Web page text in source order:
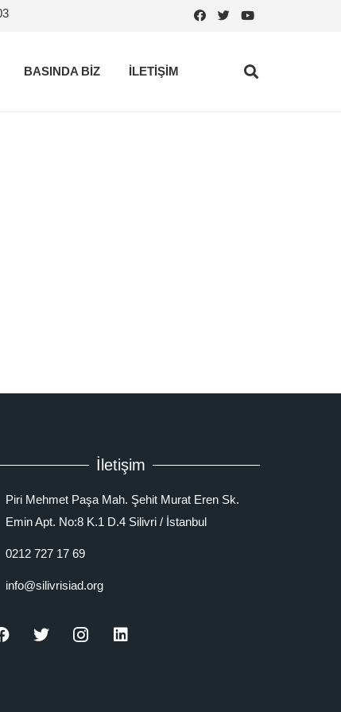
BASINDA BİZ İLETİŞİM
İletişim
Piri Mehmet Paşa Mah. Şehit Murat Eren Sk.
Emin Apt. No:8 K.1 D.4 Silivri / İstanbul
0212 727 17 69
info@silivrisiad.org